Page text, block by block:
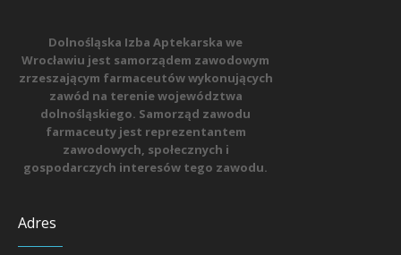
Dolnośląska Izba Aptekarska we
Wrocławiu jest samorządem zawodowym
zrzeszającym farmaceutów wykonujących
zawód na terenie województwa
dolnośląskiego. Samorząd zawodu
farmaceuty jest reprezentantem
zawodowych, społecznych i
gospodarczych interesów tego zawodu.
Adres